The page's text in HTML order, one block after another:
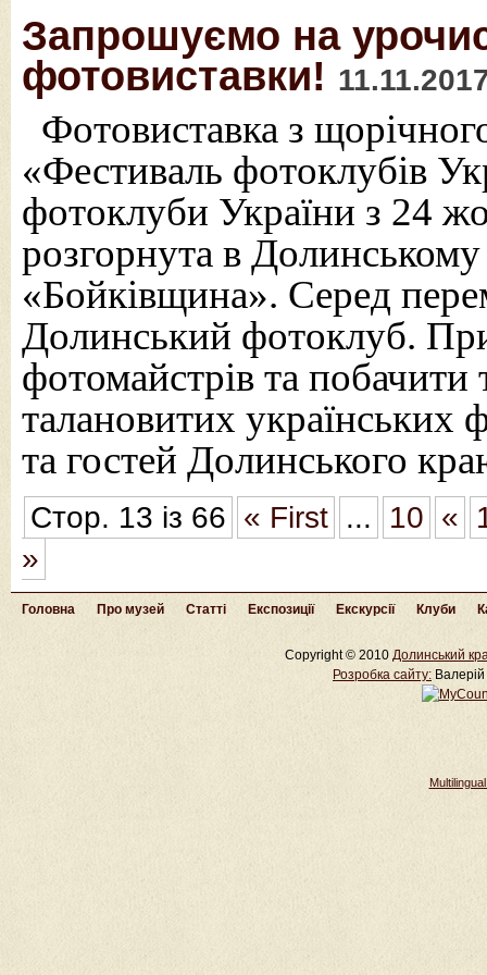
Запрошуємо на
фотовиставки!
Фотовиставка з
«Фестиваль фотоклубів
фотоклуби України з 24
розгорнута в
«Бойківщина». Серед
Долинський фотоклуб.
фотомайстрів та побачити
талановитих українських
та гостей Долинського
Стор. 13 із 66 « First ... 10 «
»
Головна Про музей Статті Експозиції Екскурсії Клуби
Copyright © 2010 Долинський
Розробка cайту: